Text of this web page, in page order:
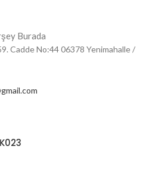
Burada
Cadde No:44 06378 Yenimahalle /